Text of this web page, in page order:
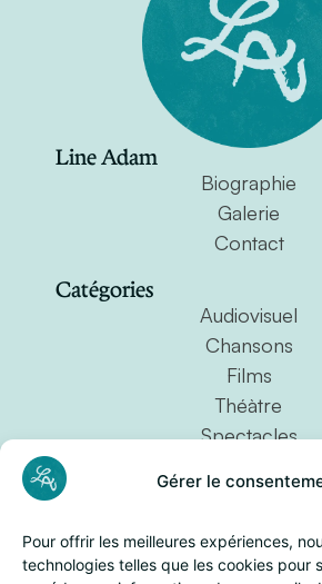
Gérer le
Pour offrir les meilleures expériences,
technologies telles que les cookies pour
Line Adam
Biographie
Galerie
Contact
Catégories
Audiovisuel
Chansons
Films
Théàtre
Spectacles
Projets
Opéras